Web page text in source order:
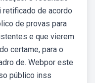
de acordo
de provas para
e que vierem
certame, para o
de. Webpor este
público inss